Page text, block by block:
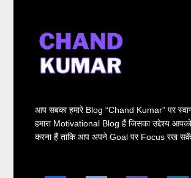
आप सबका हमारे Blog “Chand Kumar” पर
हमारा Motivational Blog हैं जिसका उद्देश्य
करना हैं ताकि आप अपने Goal पर Focus रख